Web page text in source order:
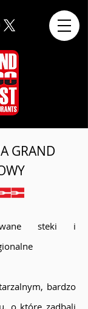
GRAND
steki i
bardzo
o które zadbali